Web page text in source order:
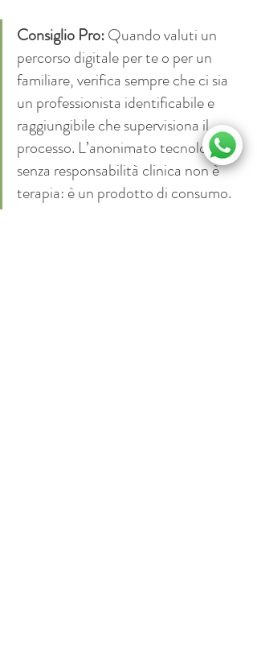
Consiglio Pro: Quando valuti un
percorso digitale per te o per un
familiare, verifica sempre che ci sia
un professionista identificabile e
raggiungibile che supervisiona il
processo. L’anonimato tecnologico
senza responsabilità clinica non è
terapia: è un prodotto di consumo.